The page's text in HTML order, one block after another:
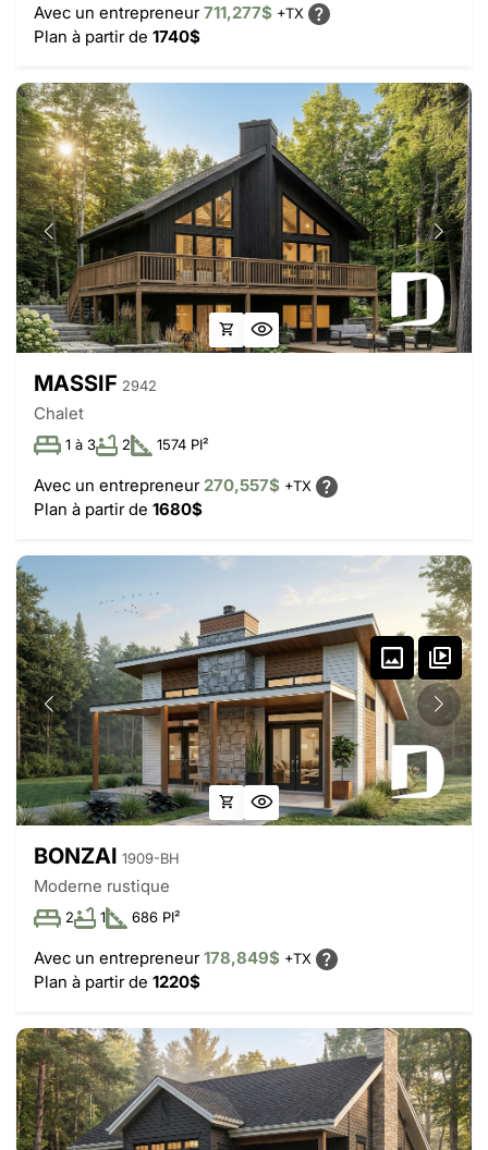
Avec un entrepreneur711,277$ +TX
Plan à partir de 1740$
MASSIF 2942
Chalet
1 à 3 2 1574 PI²
Avec un entrepreneur270,557$ +TX
Plan à partir de 1680$
BONZAI 1909-BH
Moderne rustique
2 1 686 PI²
Avec un entrepreneur178,849$ +TX
Plan à partir de 1220$